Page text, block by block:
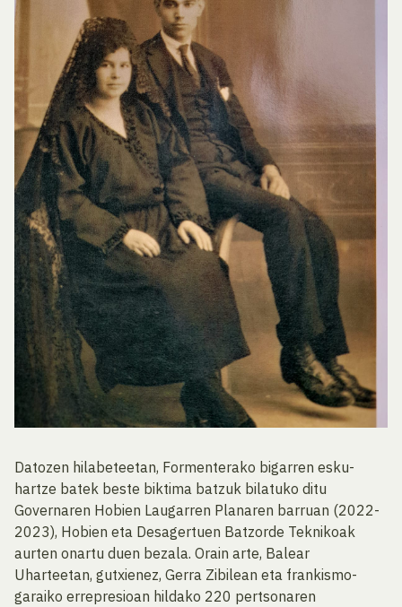
Datozen hilabeteetan, Formenterako bigarren esku-
hartze batek beste biktima batzuk bilatuko ditu
Governaren Hobien Laugarren Planaren barruan (2022-
2023), Hobien eta Desagertuen Batzorde Teknikoak
aurten onartu duen bezala. Orain arte, Balear
Uharteetan, gutxienez, Gerra Zibilean eta frankismo-
garaiko errepresioan hildako 220 pertsonaren